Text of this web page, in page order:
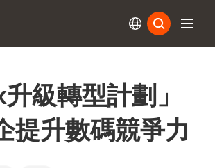
升級轉型計劃」
提升數碼競爭力